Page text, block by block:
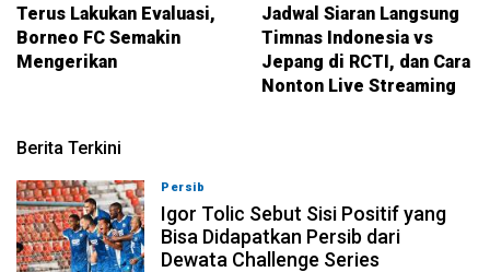
Terus Lakukan Evaluasi,
Borneo FC Semakin
Mengerikan
Jadwal Siaran Langsung
Timnas Indonesia vs
Jepang di RCTI, dan Cara
Nonton Live Streaming
Berita Terkini
Persib
Igor Tolic Sebut Sisi Positif yang
Bisa Didapatkan Persib dari
Dewata Challenge Series